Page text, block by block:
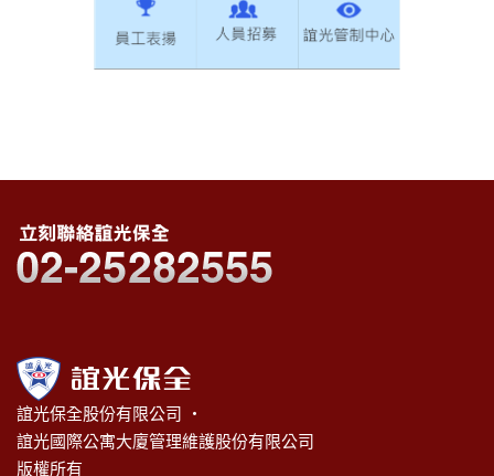
誼光保全股份有限公司 ‧
誼光國際公寓大廈管理維護股份有限公司
版權所有